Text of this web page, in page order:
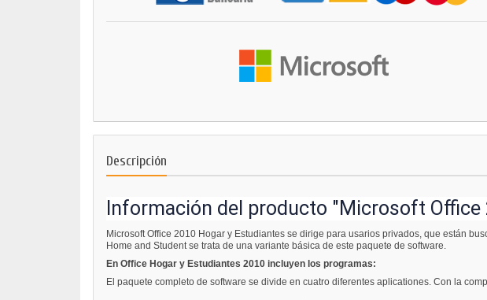
Descripción
Información del producto "Microsoft
Microsoft Office 2010 Hogar y Estudiantes se dirige para usarios privados, que están
Home and Student se trata de una variante básica de este paquete de software.
En Office Hogar y Estudiantes 2010 incluyen los programas:
El paquete completo de software se divide en cuatro diferentes aplicationes. Con la